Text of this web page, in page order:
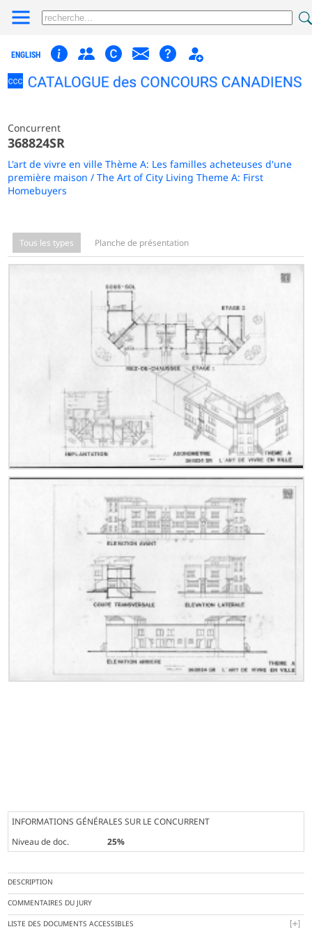
ENGLISH
Concurrent
368824SR
L'art de vivre en ville Thème A: Les familles acheteuses d'une
première maison / The Art of City Living Theme A: First
Homebuyers
Tous les types Planche de présentation
INFORMATIONS GÉNÉRALES SUR LE CONCURRENT
Niveau de doc.
25%
DESCRIPTION
COMMENTAIRES DU JURY
LISTE DES DOCUMENTS ACCESSIBLES